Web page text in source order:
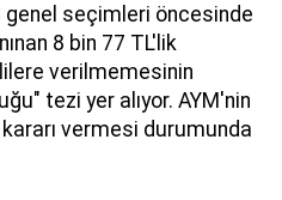
genel seçimleri öncesinde
8 bin 77 TL'lik
verilmemesinin
tezi yer alıyor. AYM'nin
vermesi durumunda